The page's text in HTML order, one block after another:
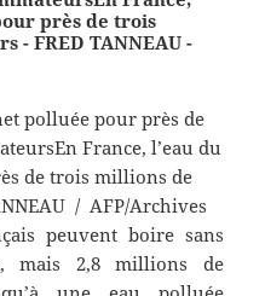
polluée pour près de
France, l’eau du
de trois millions de
/ AFP/Archives
peuvent boire sans
mais 2,8 millions de